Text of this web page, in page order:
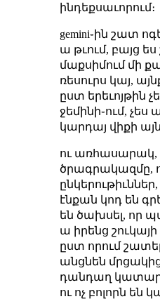
ինդեքսաւորում։
gemini֊ին շատ
ա թւում, բայց ես
մաքսիմում մի
ռեսուրս կայ,
ըստ երեւոյթին
ջեմինի֊ում, չես
կարդայ վիքի
ու առհասարակ,
ծրագրակազմը,
էնքան կոդ են
են ծախսել, որ
ա իրենց
ըստ որում
անցնեն
դանդաղ
ու ոչ բոլորն են